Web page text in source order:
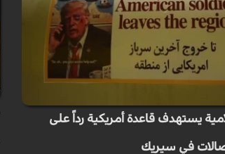
يستهدف قاعدة أمريكية رداً على
في سيريك